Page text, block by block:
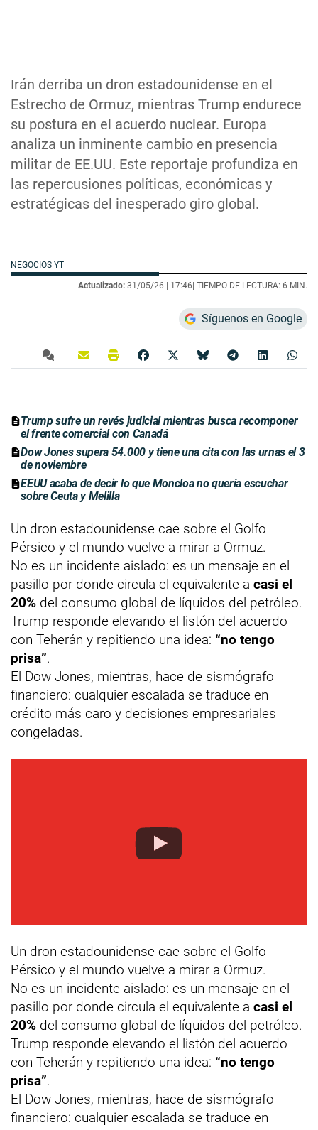
Irán derriba un dron estadounidense en el
Estrecho de Ormuz, mientras Trump endurece
su postura en el acuerdo nuclear. Europa
analiza un inminente cambio en presencia
militar de EE.UU. Este reportaje profundiza en
las repercusiones políticas, económicas y
estratégicas del inesperado giro global.
NEGOCIOS YT
Actualizado: 31/05/26 | 17:46 | TIEMPO DE LECTURA: 6 MIN.
Síguenos en Google
Trump sufre un revés judicial mientras busca recomponer
el frente comercial con Canadá
Dow Jones supera 54.000 y tiene una cita con las urnas el 3
de noviembre
EEUU acaba de decir lo que Moncloa no quería escuchar
sobre Ceuta y Melilla
Un dron estadounidense cae sobre el Golfo
Pérsico y el mundo vuelve a mirar a Ormuz.
No es un incidente aislado: es un mensaje en el
pasillo por donde circula el equivalente a casi el
20% del consumo global de líquidos del petróleo.
Trump responde elevando el listón del acuerdo
con Teherán y repitiendo una idea: “no tengo
prisa”.
El Dow Jones, mientras, hace de sismógrafo
financiero: cualquier escalada se traduce en
crédito más caro y decisiones empresariales
congeladas.
Un dron estadounidense cae sobre el Golfo
Pérsico y el mundo vuelve a mirar a Ormuz.
No es un incidente aislado: es un mensaje en el
pasillo por donde circula el equivalente a casi el
20% del consumo global de líquidos del petróleo.
Trump responde elevando el listón del acuerdo
con Teherán y repitiendo una idea: “no tengo
prisa”.
El Dow Jones, mientras, hace de sismógrafo
financiero: cualquier escalada se traduce en